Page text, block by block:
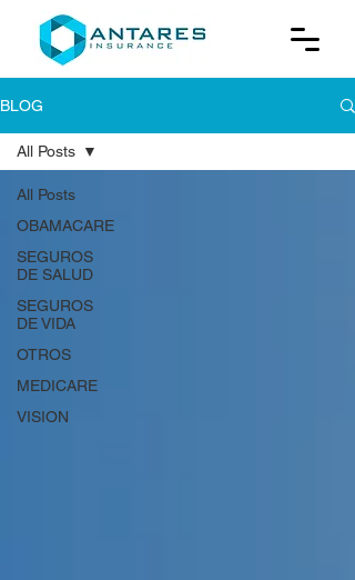
BLOG
All Posts
OBAMACARE
SEGUROS
DE SALUD
SEGUROS
DE VIDA
OTROS
MEDICARE
VISION
All Posts